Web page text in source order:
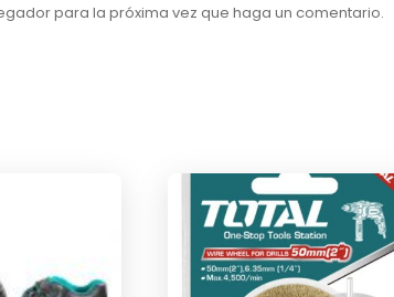
para la próxima vez que haga un comentario.